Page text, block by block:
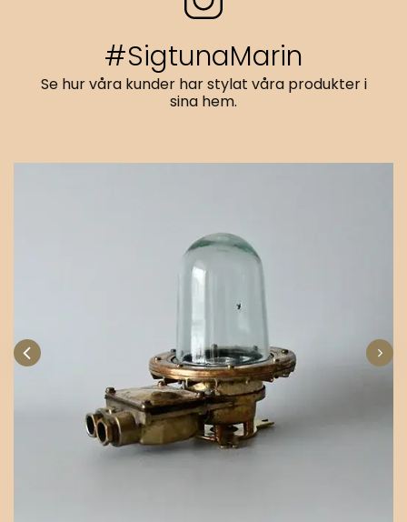
#SigtunaMarin
Se hur våra kunder har stylat våra produkter i
sina hem.